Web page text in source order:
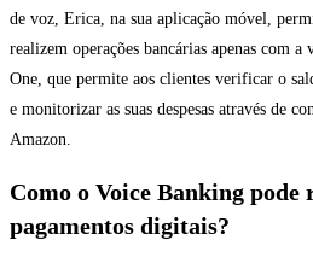
de voz, Erica, na sua aplicação móvel,
realizem operações bancárias apenas com
One, que permite aos clientes verificar o
e monitorizar as suas despesas através de
Amazon.
Como o Voice Banking pode
pagamentos digitais?